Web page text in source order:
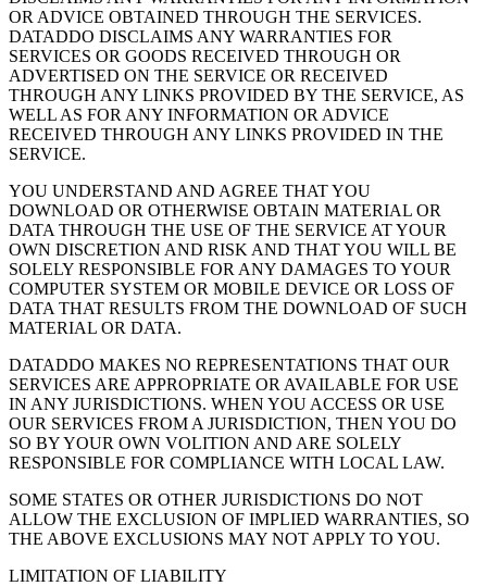
OR ADVICE OBTAINED THROUGH THE SERVICES.
DATADDO DISCLAIMS ANY WARRANTIES FOR
SERVICES OR GOODS RECEIVED THROUGH OR
ADVERTISED ON THE SERVICE OR RECEIVED
THROUGH ANY LINKS PROVIDED BY THE SERVICE, AS
WELL AS FOR ANY INFORMATION OR ADVICE
RECEIVED THROUGH ANY LINKS PROVIDED IN THE
SERVICE.
YOU UNDERSTAND AND AGREE THAT YOU
DOWNLOAD OR OTHERWISE OBTAIN MATERIAL OR
DATA THROUGH THE USE OF THE SERVICE AT YOUR
OWN DISCRETION AND RISK AND THAT YOU WILL BE
SOLELY RESPONSIBLE FOR ANY DAMAGES TO YOUR
COMPUTER SYSTEM OR MOBILE DEVICE OR LOSS OF
DATA THAT RESULTS FROM THE DOWNLOAD OF SUCH
MATERIAL OR DATA.
DATADDO MAKES NO REPRESENTATIONS THAT OUR
SERVICES ARE APPROPRIATE OR AVAILABLE FOR USE
IN ANY JURISDICTIONS. WHEN YOU ACCESS OR USE
OUR SERVICES FROM A JURISDICTION, THEN YOU DO
SO BY YOUR OWN VOLITION AND ARE SOLELY
RESPONSIBLE FOR COMPLIANCE WITH LOCAL LAW.
SOME STATES OR OTHER JURISDICTIONS DO NOT
ALLOW THE EXCLUSION OF IMPLIED WARRANTIES, SO
THE ABOVE EXCLUSIONS MAY NOT APPLY TO YOU.
LIMITATION OF LIABILITY